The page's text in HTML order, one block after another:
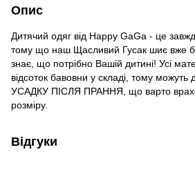
Опис
Дитячий одяг від Happy GaGa - це
тому що наш Щасливий Гусак шиє вже
знає, що потрібно Вашій дитині! Усі
відсоток бавовни у складі, тому
УСАДКУ ПІСЛЯ ПРАННЯ, що варто
розміру.
Відгуки